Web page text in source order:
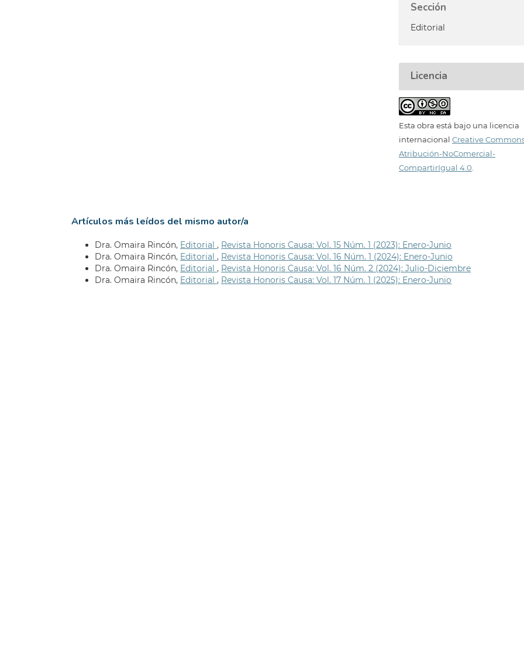
Sección
Editorial
Licencia
Esta obra está bajo una licencia
internacional Creative
Atribución-NoComercial-
CompartirIgual 4.0
Artículos más leídos del mismo autor/a
Dra. Omaira Rincón, Editorial , Revista Honoris Causa: Vol. 15 Núm. 1 (2023): Enero-Junio
Dra. Omaira Rincón, Editorial , Revista Honoris Causa: Vol. 16 Núm. 1 (2024): Enero-Junio
Dra. Omaira Rincón, Editorial , Revista Honoris Causa: Vol. 16 Núm. 2 (2024): Julio-Diciembre
Dra. Omaira Rincón, Editorial , Revista Honoris Causa: Vol. 17 Núm. 1 (2025): Enero-Junio